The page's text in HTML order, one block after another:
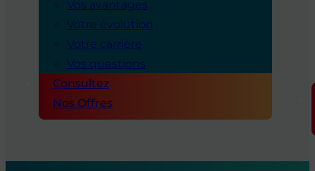
Vos avantages
Votre évolution
Votre carrière
Vos questions
Consultez
Nos Offres